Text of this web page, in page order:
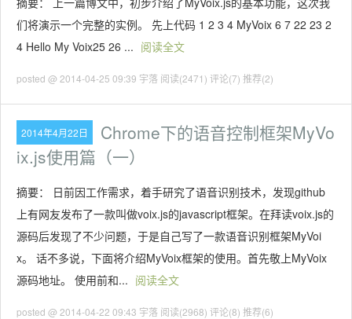
们将演示一个完整的实例。 先上代码 1 2 3 4 MyVoix 6 7 22 23 2
4 Hello My Voix25 26 ... 阅读全文
posted @ 2014-04-25 09:39 宇落 阅读(2471) 评论(7) 推荐(2)
2014年4月22日
Chrome下的语音控制框架MyVo
ix.js使用篇（一）
摘要： 日前因工作需求，着手研究了语音识别技术，发现github
上有网友发布了一款叫做voix.js的javascript框架。在拜读voix.js的
源码后发现了不少问题，于是自己写了一款语音识别框架MyVoi
x。 话不多说，下面将介绍MyVoix框架的使用。首先敬上MyVoix
源码地址。 使用前和... 阅读全文
posted @ 2014-04-22 09:43 宇落 阅读(2968) 评论(8) 推荐(6)